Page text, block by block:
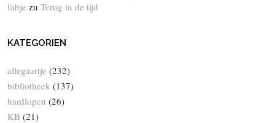
fabje zu Terug in de tijd
KATEGORIEN
allegaartje (232)
bibliotheek (137)
hardlopen (26)
KB (21)